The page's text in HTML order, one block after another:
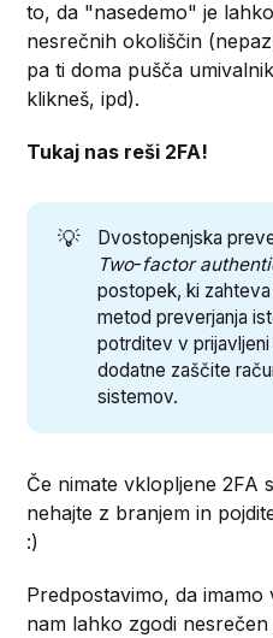
to, da "nasedemo" je
nesrečnih okoliščin
pa ti doma pušča
klikneš, ipd).
Tukaj nas reši 2FA!
💡
Dvostopenjska
Two-factor
postopek, ki
metod preverjanja
potrditev v
dodatne zaščite
sistemov.
Če nimate vklopljene 2FA
nehajte z branjem in
:)
Predpostavimo, da
nam lahko zgodi